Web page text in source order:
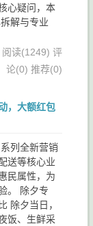
心疑问，本
解与专业
阅读(1249) 评
论(0) 推荐(0)
，大额红包
列全新营销
送等核心业
民属性，为
。 除夕专
除夕当日，
饭、生鲜采